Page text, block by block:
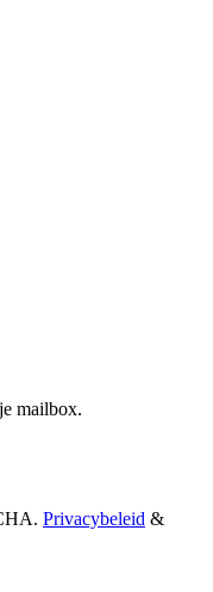
mailbox.
Privacybeleid &